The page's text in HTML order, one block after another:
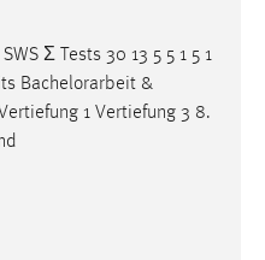
Ʃ Tests 30 13 5 5 1 5 1
Bachelorarbeit &
1 Vertiefung 3 8.